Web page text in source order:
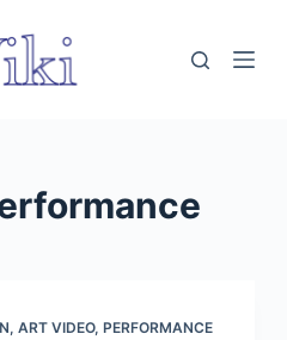
, ART VIDEO, PERFORMANCE